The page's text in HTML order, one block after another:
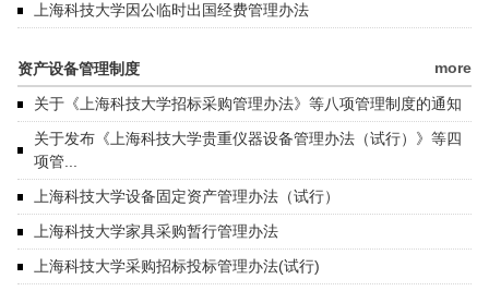
上海科技大学因公临时出国经费管理办法
资产设备管理制度 more
关于《上海科技大学招标采购管理办法》等八项管理制度的通知
关于发布《上海科技大学贵重仪器设备管理办法（试行）》等四
项管...
上海科技大学设备固定资产管理办法（试行）
上海科技大学家具采购暂行管理办法
上海科技大学采购招标投标管理办法(试行)